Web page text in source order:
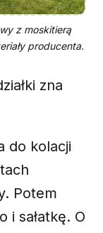
z moskitierą
producenta.
zna
do kolacji
Potem
i sałatkę. O